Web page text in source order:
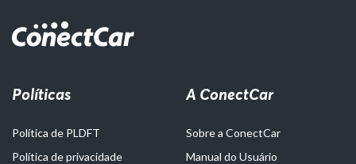
Políticas
Política de PLDFT
Política de privacidade
A ConectCar
Sobre a ConectCar
Manual do Usuário